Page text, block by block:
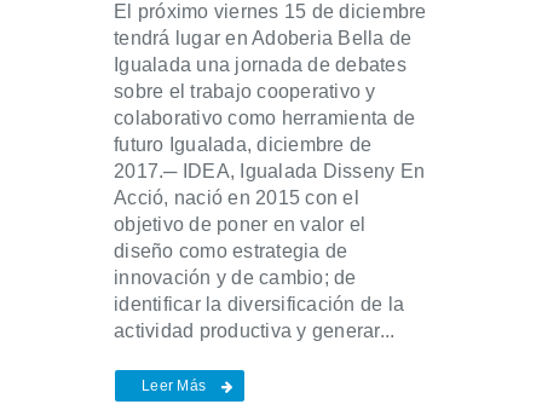
El próximo viernes 15 de diciembre
tendrá lugar en Adoberia Bella de
Igualada una jornada de debates
sobre el trabajo cooperativo y
colaborativo como herramienta de
futuro Igualada, diciembre de
2017.─ IDEA, Igualada Disseny En
Acció, nació en 2015 con el
objetivo de poner en valor el
diseño como estrategia de
innovación y de cambio; de
identificar la diversificación de la
actividad productiva y generar...
Leer Más